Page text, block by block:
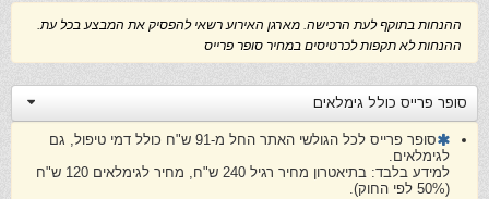
ההנחות בתוקף לעת הרכישה. מארגן האירוע רשאי להפסיק את המבצע בכל עת.
ההנחות לא תקפות לכרטיסים במחיר סופר פרייס
סופר פרייס כולל גימלאים
סופר פרייס לכל הגולשי האתר החל מ-91 ש"ח כולל דמי טיפול, גם
לגימלאים.
למידע בלבד: בתיאטרון מחיר רגיל 240 ש"ח, מחיר לגימלאים 120 ש"ח
(50% לפי החוק).